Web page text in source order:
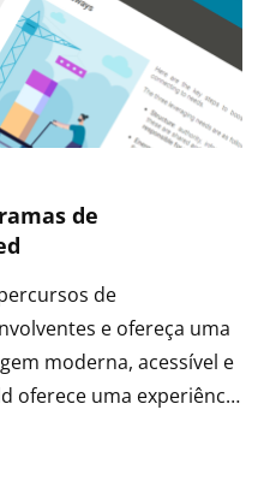
de
de
e ofereça uma
moderna, acessível e
oferece uma experiência